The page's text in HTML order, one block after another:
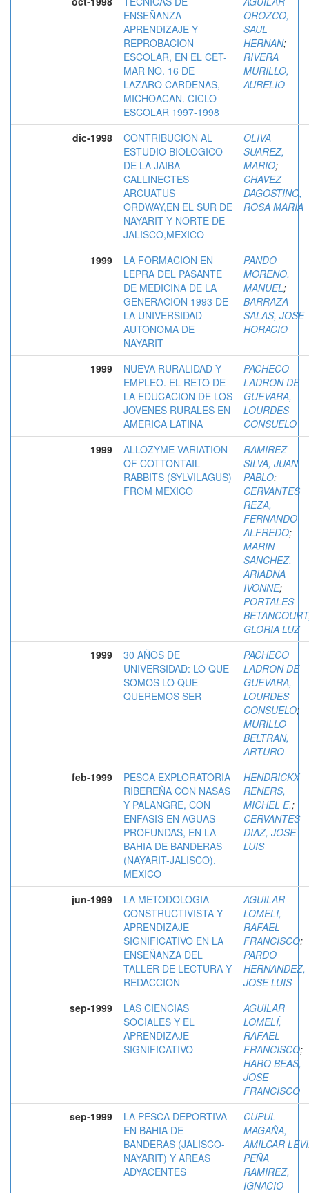
ENSEÑANZA-
APRENDIZAJE Y
REPROBACION
ESCOLAR, EN EL CET-
MAR NO. 16 DE
LAZARO CARDENAS,
MICHOACAN. CICLO
ESCOLAR 1997-1998
OROZCO,
SAUL
HERNAN;
RIVERA
MURILLO,
AURELIO
dic-1998
CONTRIBUCION AL
ESTUDIO BIOLOGICO
DE LA JAIBA
CALLINECTES
ARCUATUS
ORDWAY,EN EL SUR DE
NAYARIT Y NORTE DE
JALISCO,MEXICO
OLIVA
SUAREZ,
MARIO;
CHAVEZ
DAGOSTINO,
ROSA MARIA
1999
LA FORMACION EN
LEPRA DEL PASANTE
DE MEDICINA DE LA
GENERACION 1993 DE
LA UNIVERSIDAD
AUTONOMA DE
NAYARIT
PANDO
MORENO,
MANUEL;
BARRAZA
SALAS, JOSE
HORACIO
1999
NUEVA RURALIDAD Y
EMPLEO. EL RETO DE
LA EDUCACION DE LOS
JOVENES RURALES EN
AMERICA LATINA
PACHECO
LADRON DE
GUEVARA,
LOURDES
CONSUELO
1999
ALLOZYME VARIATION
OF COTTONTAIL
RABBITS (SYLVILAGUS)
FROM MEXICO
RAMIREZ
SILVA, JUAN
PABLO;
CERVANTES
REZA,
FERNANDO
ALFREDO;
MARIN
SANCHEZ,
ARIADNA
IVONNE;
PORTALES
GLORIA LUZ
1999
30 AÑOS DE
UNIVERSIDAD: LO QUE
SOMOS LO QUE
QUEREMOS SER
PACHECO
LADRON DE
GUEVARA,
LOURDES
CONSUELO;
MURILLO
BELTRAN,
ARTURO
feb-1999
PESCA EXPLORATORIA
RIBEREÑA CON NASAS
Y PALANGRE, CON
ENFASIS EN AGUAS
PROFUNDAS, EN LA
BAHIA DE BANDERAS
(NAYARIT-JALISCO),
MEXICO
HENDRICKX
RENERS,
MICHEL E.;
CERVANTES
DIAZ, JOSE
LUIS
jun-1999
LA METODOLOGIA
CONSTRUCTIVISTA Y
APRENDIZAJE
SIGNIFICATIVO EN LA
ENSEÑANZA DEL
TALLER DE LECTURA Y
REDACCION
AGUILAR
LOMELI,
RAFAEL
FRANCISCO;
PARDO
HERNANDEZ,
JOSE LUIS
sep-1999
LAS CIENCIAS
SOCIALES Y EL
APRENDIZAJE
SIGNIFICATIVO
AGUILAR
LOMELÍ,
RAFAEL
FRANCISCO;
HARO BEAS,
JOSE
FRANCISCO
sep-1999
LA PESCA DEPORTIVA
EN BAHIA DE
BANDERAS (JALISCO-
NAYARIT) Y AREAS
ADYACENTES
CUPUL
MAGAÑA,
AMILCAR LEVI
PEÑA
RAMIREZ,
IGNACIO